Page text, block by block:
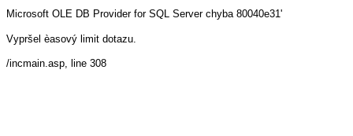
Microsoft OLE DB Provider for SQL Server chyba 80040e31'
Vypršel èasový limit dotazu.
/incmain.asp, line 308